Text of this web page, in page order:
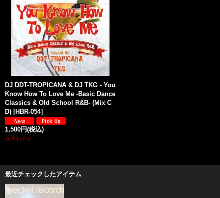
DJ DDT-TROPICANA & DJ TKG - You
Know How To Love Me -Basic Dance
Classics & Old School R&B- (Mix C
D) [HBR-054]
1,500円(税込)
在庫わずか
最近チェックしたアイテム